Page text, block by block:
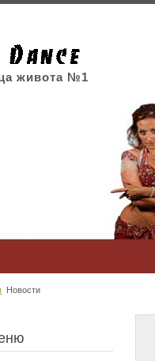
живота №1
Новости